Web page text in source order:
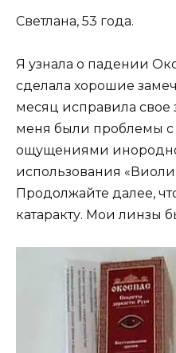
Светлана, 53 года.
Я узнала о падении
сделала хорошие
месяц исправила свое
меня были проблемы с
ощущениями
использования
Продолжайте далее,
катаракту. Мои линзы